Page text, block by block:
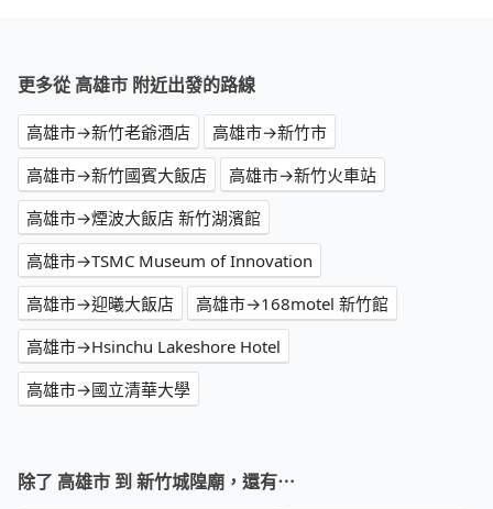
更多從 高雄市 附近出發的路線
高雄市→新竹老爺酒店
高雄市→新竹市
高雄市→新竹國賓大飯店
高雄市→新竹火車站
高雄市→煙波大飯店 新竹湖濱館
高雄市→TSMC Museum of Innovation
高雄市→迎曦大飯店
高雄市→168motel 新竹館
高雄市→Hsinchu Lakeshore Hotel
高雄市→國立清華大學
除了 高雄市 到 新竹城隍廟，還有⋯